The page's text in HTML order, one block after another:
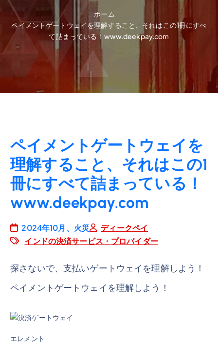
ホーム
ペイメントゲートウェイを理解すること、それはこの1冊にすべ
て詰まっている！www.deekpay.com
ペイメントゲートウェイを
理解すること、それはこの1
冊にすべて詰まっている！
www.deekpay.com
2024年10月、火災
ディークペイ
インドの決済サービス・プロバイダー
探さないで、支払いゲートウェイを理解しよう！
ペイメントゲートウェイを理解しよう！
エレメント